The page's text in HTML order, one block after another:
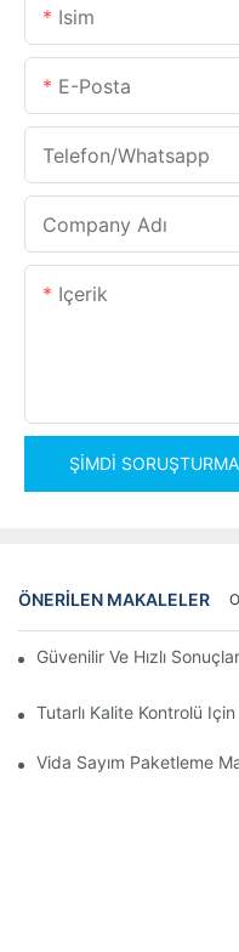
Isim
E-Posta
Telefon/whatsapp
Company Adı
Içerik
ŞIMDI SORUŞTURMA
ÖNERILEN MAKALELER
Güvenilir Ve Hızlı
Tutarlı Kalite Kontrolü
Vida Sayım Paketleme